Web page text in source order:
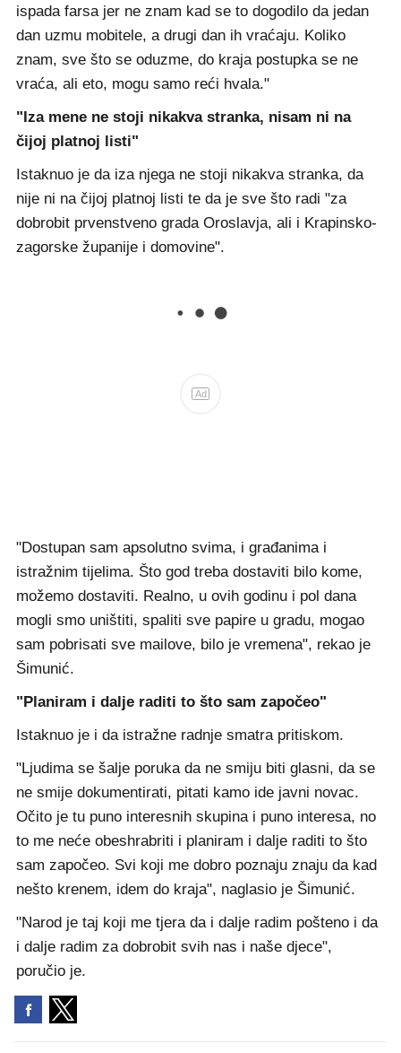
ispada farsa jer ne znam kad se to dogodilo da jedan
dan uzmu mobitele, a drugi dan ih vraćaju. Koliko
znam, sve što se oduzme, do kraja postupka se ne
vraća, ali eto, mogu samo reći hvala."
"Iza mene ne stoji nikakva stranka, nisam ni na
čijoj platnoj listi"
Istaknuo je da iza njega ne stoji nikakva stranka, da
nije ni na čijoj platnoj listi te da je sve što radi "za
dobrobit prvenstveno grada Oroslavja, ali i Krapinsko-
zagorske županije i domovine".
Ad
"Dostupan sam apsolutno svima, i građanima i
istražnim tijelima. Što god treba dostaviti bilo kome,
možemo dostaviti. Realno, u ovih godinu i pol dana
mogli smo uništiti, spaliti sve papire u gradu, mogao
sam pobrisati sve mailove, bilo je vremena", rekao je
Šimunić.
"Planiram i dalje raditi to što sam započeo"
Istaknuo je i da istražne radnje smatra pritiskom.
"Ljudima se šalje poruka da ne smiju biti glasni, da se
ne smije dokumentirati, pitati kamo ide javni novac.
Očito je tu puno interesnih skupina i puno interesa, no
to me neće obeshrabriti i planiram i dalje raditi to što
sam započeo. Svi koji me dobro poznaju znaju da kad
nešto krenem, idem do kraja", naglasio je Šimunić.
"Narod je taj koji me tjera da i dalje radim pošteno i da
i dalje radim za dobrobit svih nas i naše djece",
poručio je.